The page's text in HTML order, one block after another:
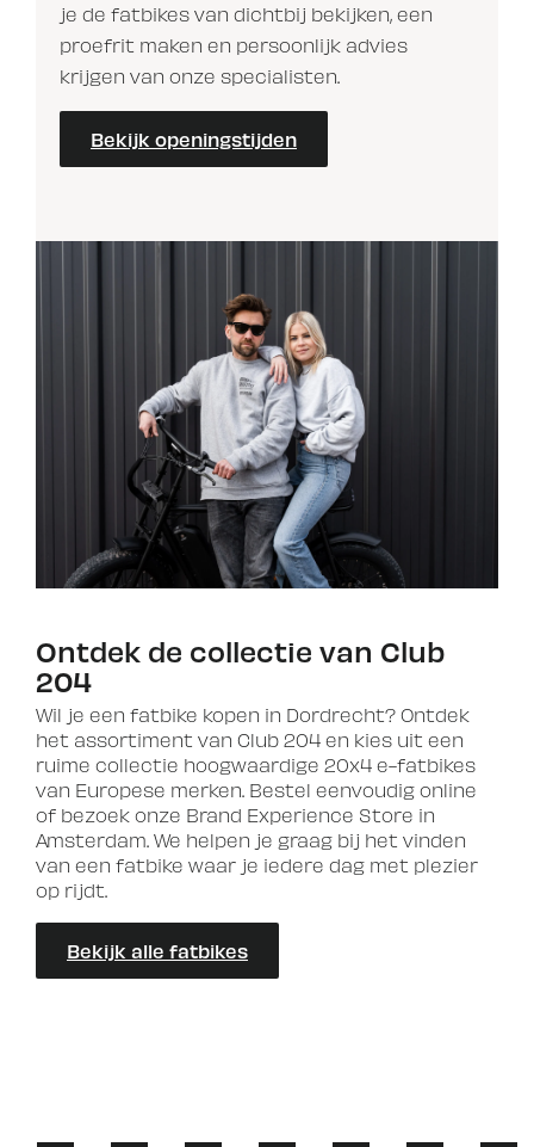
je de fatbikes van dichtbij bekijken, een
proefrit maken en persoonlijk advies
krijgen van onze specialisten.
Bekijk openingstijden
Ontdek de collectie van Club
204
Wil je een fatbike kopen in Dordrecht? Ontdek
het assortiment van Club 204 en kies uit een
ruime collectie hoogwaardige 20x4 e-fatbikes
van Europese merken. Bestel eenvoudig online
of bezoek onze Brand Experience Store in
Amsterdam. We helpen je graag bij het vinden
van een fatbike waar je iedere dag met plezier
op rijdt.
Bekijk alle fatbikes